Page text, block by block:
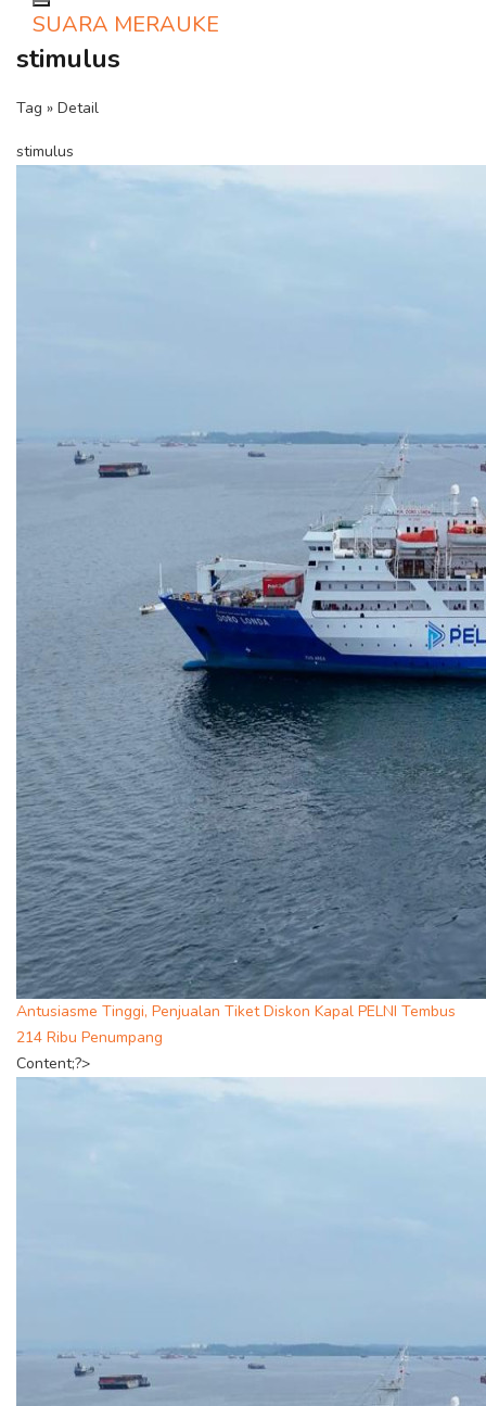
Toggle navigation
SUARA MERAUKE
stimulus
Tag » Detail
stimulus
Antusiasme Tinggi, Penjualan Tiket Diskon Kapal PELNI Tembus
214 Ribu Penumpang
Content;?>